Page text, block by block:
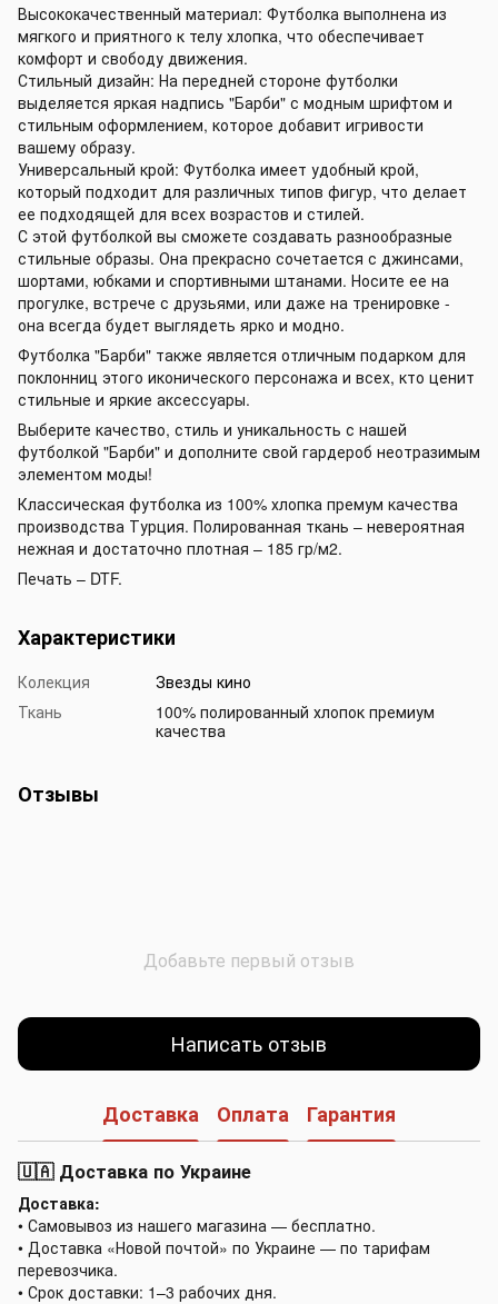
Высококачественный материал: Футболка выполнена из
мягкого и приятного к телу хлопка, что обеспечивает
комфорт и свободу движения.
Стильный дизайн: На передней стороне футболки
выделяется яркая надпись "Барби" с модным шрифтом и
стильным оформлением, которое добавит игривости
вашему образу.
Универсальный крой: Футболка имеет удобный крой,
который подходит для различных типов фигур, что делает
ее подходящей для всех возрастов и стилей.
С этой футболкой вы сможете создавать разнообразные
стильные образы. Она прекрасно сочетается с джинсами,
шортами, юбками и спортивными штанами. Носите ее на
прогулке, встрече с друзьями, или даже на тренировке -
она всегда будет выглядеть ярко и модно.
Футболка "Барби" также является отличным подарком для
поклонниц этого иконического персонажа и всех, кто ценит
стильные и яркие аксессуары.
Выберите качество, стиль и уникальность с нашей
футболкой "Барби" и дополните свой гардероб неотразимым
элементом моды!
Классическая футболка из 100% хлопка премум качества
производства Турция. Полированная ткань – невероятная
нежная и достаточно плотная – 185 гр/м2.
Печать – DTF.
Характеристики
Колекция
Звезды кино
Ткань
100% полированный хлопок премиум
качества
Отзывы
Добавьте первый отзыв
Написать отзыв
Доставка Оплата Гарантия
🇺🇦 Доставка по Украине
Доставка:
• Самовывоз из нашего магазина — бесплатно.
• Доставка «Новой почтой» по Украине — по тарифам
перевозчика.
• Срок доставки: 1–3 рабочих дня.